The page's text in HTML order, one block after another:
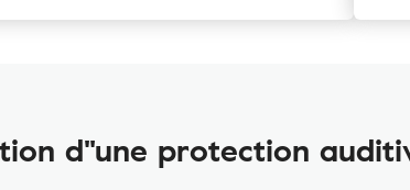
d"une protection